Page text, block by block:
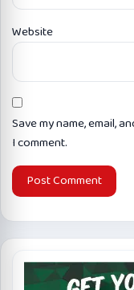
Website
Save my name, email,
I comment.